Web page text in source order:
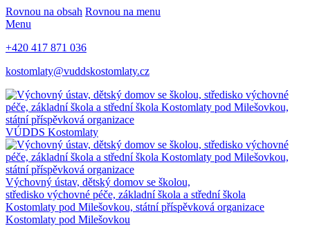
Rovnou na obsah Rovnou na menu
Menu
+420 417 871 036
kostomlaty@vuddskostomlaty.cz
VÚDDS Kostomlaty
Výchovný ústav, dětský domov se školou,
středisko výchovné péče, základní škola a střední škola
Kostomlaty pod Milešovkou, státní příspěvková organizace
Kostomlaty pod Milešovkou